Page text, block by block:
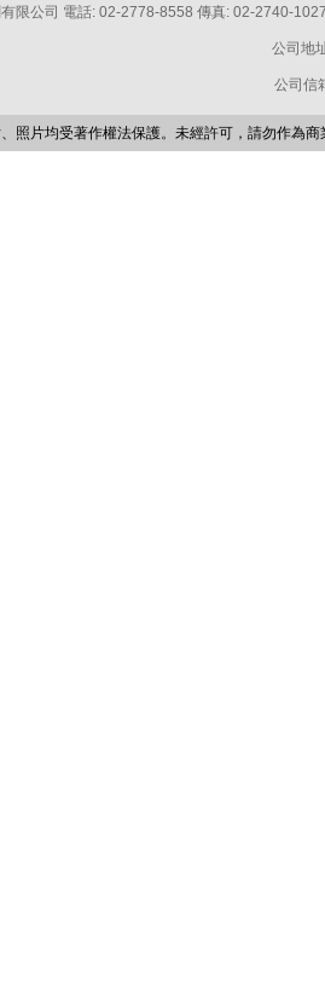
限公司 電話: 02-2778-8558 傳真: 02-2740-
公司地
公司信
照片均受著作權法保護。未經許可，請勿作為商